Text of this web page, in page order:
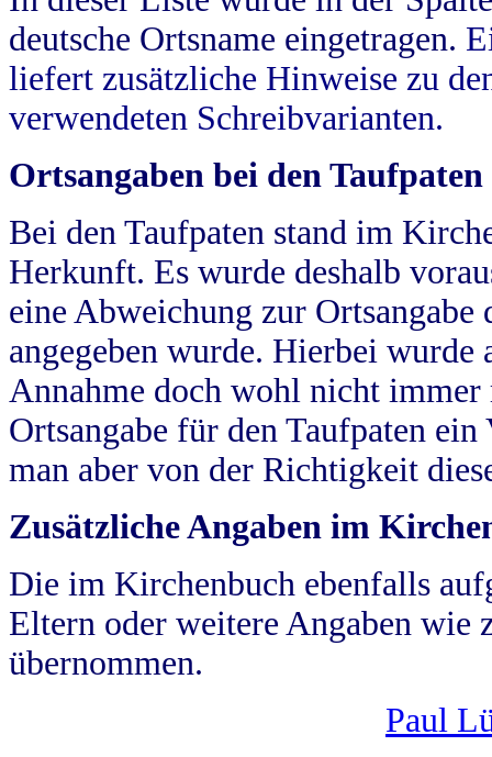
deutsche Ortsname eingetragen.
liefert zusätzliche Hinweise zu
verwendeten Schreibvarianten.
Ortsangaben bei den Taufpaten
Bei den Taufpaten stand im
Herkunft. Es wurde deshalb
eine Abweichung zur
angegeben wurde. Hierbei wurde
Annahme doch wohl nicht
Ortsangabe für den Taufpaten
man aber von der Richtigkeit
Zusätzliche Angaben im
Die im Kirchenbuch ebenfalls
Eltern oder weitere Angaben wie
übernommen.
Paul